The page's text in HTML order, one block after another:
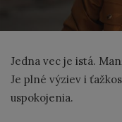
Jedna vec je istá.
Je plné výziev i
uspokojenia.